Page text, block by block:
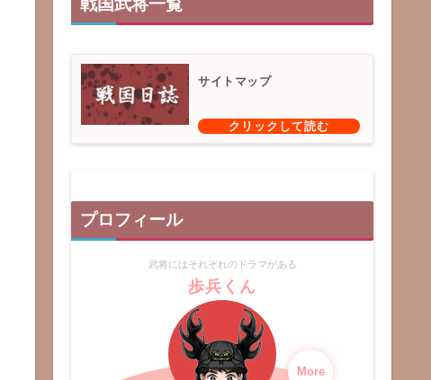
戦国武将一覧
サイトマップ
プロフィール
武将にはそれぞれのドラマがある
歩兵くん
More